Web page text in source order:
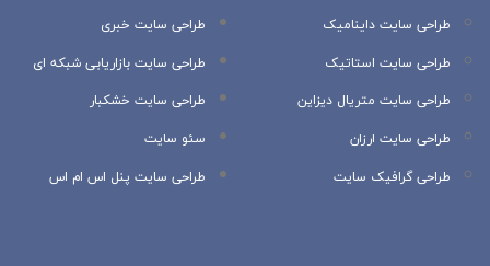
طراحی سایت داینامیک
طراحی سایت استاتیک
طراحی سایت متریال دیزاین
طراحی سایت ارزان
طراحی گرافیک سایت
طراحی سایت خبری
طراحی سایت بازاریابی شبکه ای
طراحی سایت خشکبار
سئو سایت
طراحی سایت پنل اس ام اس